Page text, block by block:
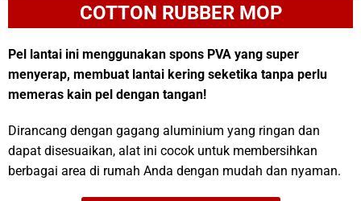
COTTON RUBBER MOP
Pel lantai ini menggunakan spons PVA yang super
menyerap, membuat lantai kering seketika tanpa perlu
memeras kain pel dengan tangan!
Dirancang dengan gagang aluminium yang ringan dan
dapat disesuaikan, alat ini cocok untuk membersihkan
berbagai area di rumah Anda dengan mudah dan nyaman.